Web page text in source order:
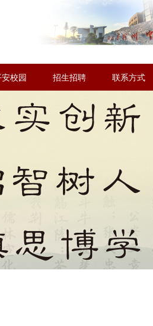
校园 招生招聘 联系方式